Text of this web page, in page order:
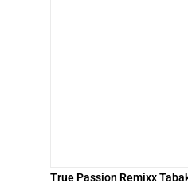
True Passion Remixx